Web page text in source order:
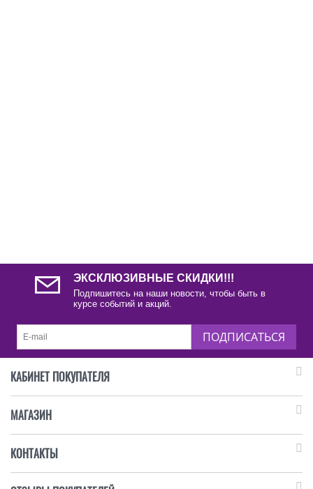
ЭКСКЛЮЗИВНЫЕ СКИДКИ!!!
Подпишитесь на наши новости, чтобы быть в
курсе событий и акций.
ПОДПИСАТЬСЯ
КАБИНЕТ ПОКУПАТЕЛЯ
МАГАЗИН
КОНТАКТЫ